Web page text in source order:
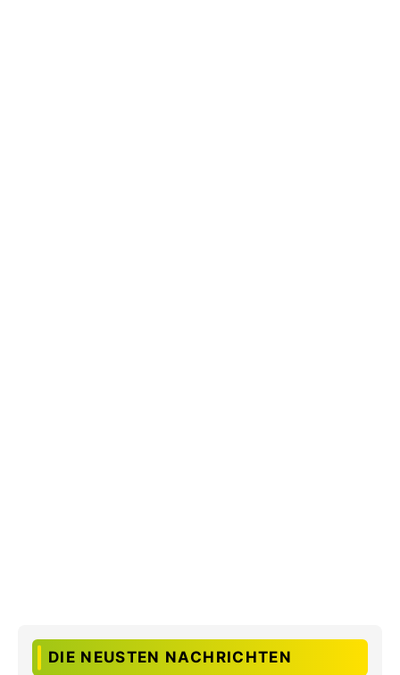
DIE NEUSTEN NACHRICHTEN